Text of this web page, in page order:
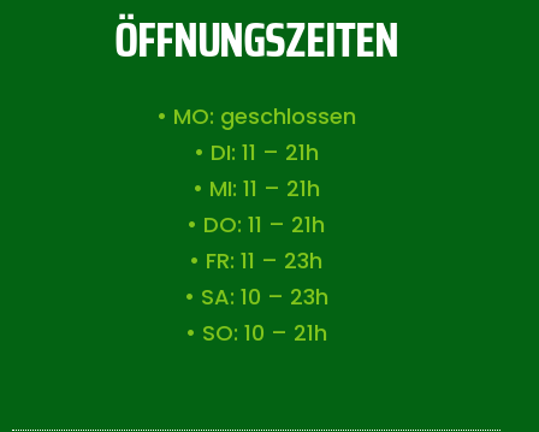
ÖFFNUNGSZEITEN
• MO: geschlossen
• DI: 11 – 21h
• MI: 11 – 21h
• DO: 11 – 21h
• FR: 11 – 23h
• SA: 10 – 23h
• SO: 10 – 21h